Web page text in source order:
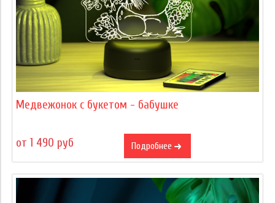
Медвежонок с букетом - бабушке
от 1 490 руб Подробнее